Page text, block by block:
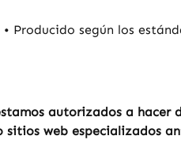
según los
autorizados a hacer
web especializados